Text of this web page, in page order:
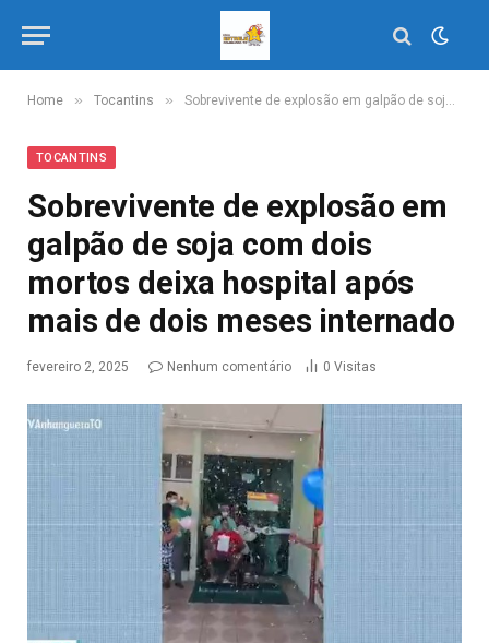
Home » Tocantins » Sobrevivente de explosão em galpão de soja com dois mortos deixa hospital após mais de dois meses internado
TOCANTINS
Sobrevivente de explosão em
galpão de soja com dois
mortos deixa hospital após
mais de dois meses internado
fevereiro 2, 2025 Nenhum comentário 0 Visitas